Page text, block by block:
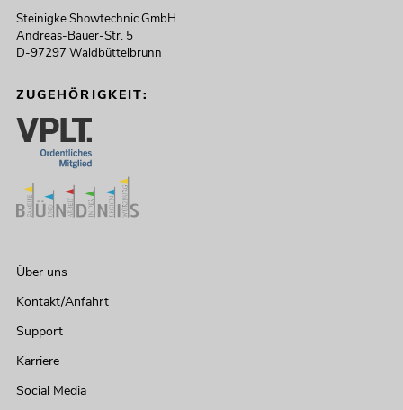
Steinigke Showtechnic GmbH
Andreas-Bauer-Str. 5
D-97297 Waldbüttelbrunn
ZUGEHÖRIGKEIT:
Über uns
Kontakt/Anfahrt
Support
Karriere
Social Media